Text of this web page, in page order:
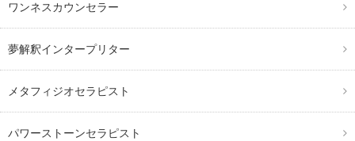
ワンネスカウンセラー
夢解釈インタープリター
メタフィジオセラピスト
パワーストーンセラピスト